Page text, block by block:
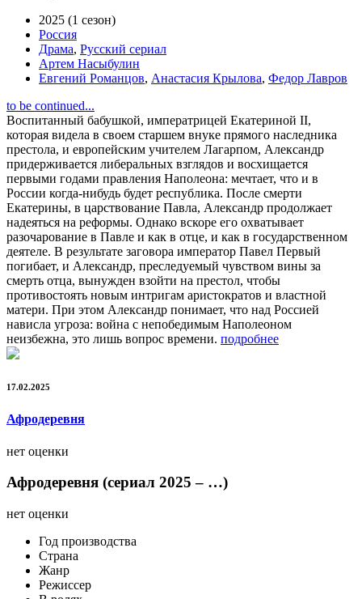
2025 (1 сезон)
Россия
Драма, Русский сериал
Артем Насыбулин
Евгений Романцов, Анастасия Крылова, Федор Лавров
to be continued...
Воспитанный бабушкой, императрицей Екатериной II,
которая видела в своем старшем внуке прямого наследника
престола, и европейским учителем Лагарпом, Александр
придерживается либеральных взглядов и восхищается
первыми годами правления Наполеона: мечтает, что и в
России когда-нибудь будет республика. После смерти
Екатерины, в царствование Павла, Александр продолжает
надеяться на реформы. Однако вскоре его охватывает
разочарование в Павле и как в отце, и как в государственном
деятеле. В результате заговора император Павел Первый
погибает, и Александр, преследуемый чувством вины за
смерть отца, вынужден взойти на престол, чтобы
противостоять новым интригам аристократов и властной
матери. При этом Александр понимает, что над Россией
нависла угроза: война с непобедимым Наполеоном
неизбежна, это лишь вопрос времени. подробнее
17.02.2025
Афродеревня
нет оценки
Афродеревня (сериал 2025 – …)
нет оценки
Год производства
Страна
Жанр
Режиссер